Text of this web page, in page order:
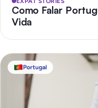
Como Falar
Vida
Portugal